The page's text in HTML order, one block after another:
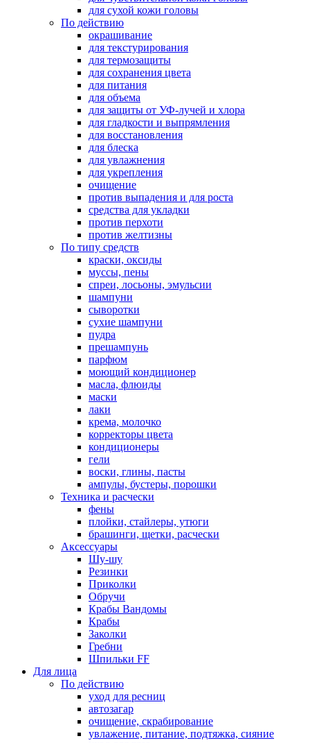
для сухой кожи головы
По действию
окрашивание
для текстурирования
для термозащиты
для сохранения цвета
для питания
для объема
для защиты от УФ-лучей и хлора
для гладкости и выпрямления
для восстановления
для блеска
для увлажнения
для укрепления
очищение
против выпадения и для роста
средства для укладки
против перхоти
против желтизны
По типу средств
краски, оксиды
муссы, пены
спреи, лосьоны, эмульсии
шампуни
сыворотки
сухие шампуни
пудра
прешампунь
парфюм
моющий кондиционер
масла, флюиды
маски
лаки
крема, молочко
корректоры цвета
кондиционеры
гели
воски, глины, пасты
ампулы, бустеры, порошки
Техника и расчески
фены
плойки, стайлеры, утюги
брашинги, щетки, расчески
Аксессуары
Шу-шу
Резинки
Приколки
Обручи
Крабы Вандомы
Крабы
Заколки
Гребни
Шпильки FF
Для лица
По действию
уход для ресниц
автозагар
очищение, скрабирование
увлажение, питание, подтяжка, сияние